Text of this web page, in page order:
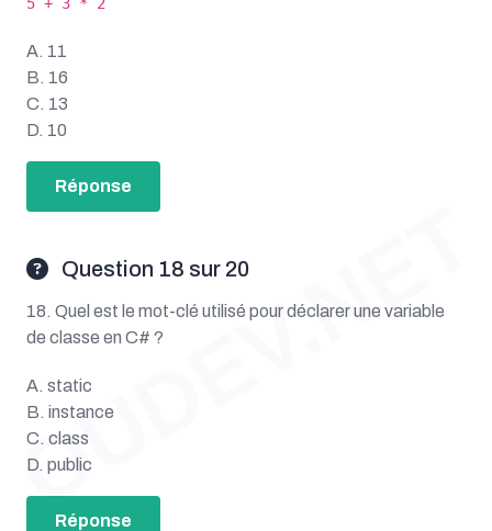
A. 11
B. 16
C. 13
D. 10
Réponse
Question 18 sur 20
18. Quel est le mot-clé utilisé pour déclarer une variable
de classe en C# ?
A. static
B. instance
C. class
D. public
Réponse
OUDEV.NET